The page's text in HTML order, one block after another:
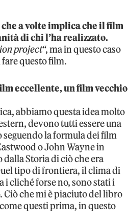
che a volte implica che il film
di chi l’ha realizzato.
project“, ma in questo caso
questo film.
eccellente, un film vecchio
abbiamo questa idea molto
devono tutti essere una
seguendo la formula dei film
o John Wayne in
Storia di ciò che era
tipo di frontiera, il clima di
i cliché forse no, sono stati i
Ciò che mi è piaciuto del libro
questi prima, in questo